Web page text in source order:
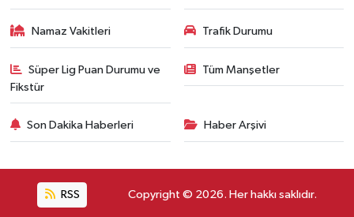
Namaz Vakitleri Trafik Durumu
Süper Lig Puan Durumu ve
Fikstür
Tüm Manşetler
Son Dakika Haberleri Haber Arşivi
RSS Copyright © 2026. Her hakkı saklıdır.